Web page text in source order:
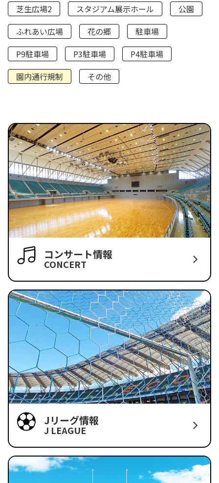
芝生広場2
スタジアム展示ホール
公園
ふれあい広場
花の郷
駐車場
P9駐車場
P3駐車場
P4駐車場
園内通行規制
その他
コンサート情報
CONCERT
Jリーグ情報
J LEAGUE